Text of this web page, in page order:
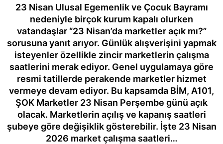
23 Nisan Ulusal Egemenlik ve Çocuk Bayramı
nedeniyle birçok kurum kapalı olurken
vatandaşlar “23 Nisan’da marketler açık mı?”
sorusuna yanıt arıyor. Günlük alışverişini yapmak
isteyenler özellikle zincir marketlerin çalışma
saatlerini merak ediyor. Genel uygulamaya göre
resmi tatillerde perakende marketler hizmet
vermeye devam ediyor. Bu kapsamda BİM, A101,
ŞOK Marketler 23 Nisan Perşembe günü açık
olacak. Marketlerin açılış ve kapanış saatleri
şubeye göre değişiklik gösterebilir. İşte 23 Nisan
2026 market çalışma saatleri…